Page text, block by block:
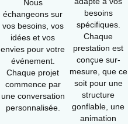
Nous
échangeons sur
vos besoins, vos
idées et vos
envies pour votre
événement.
Chaque projet
commence par
une conversation
personnalisée.
besoins
spécifiques.
Chaque
prestation est
conçue sur-
mesure, que ce
soit pour une
structure
gonflable, une
animation